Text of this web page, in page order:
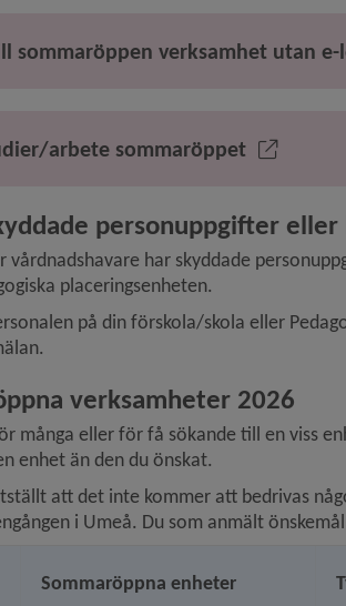
i förskola, skola och gymnasieskola
stöd
sommaröppen verksamhet utan
arbete sommaröppet
personuppgifter
vårdnadshavare har skyddade
placeringsenheten.
på din förskola/skola eller
verksamheter 2026
många eller för få sökande till en viss
enhet än den du önskat.
att det inte kommer att bedrivas
i Umeå. Du som anmält
Sommaröppna enheter